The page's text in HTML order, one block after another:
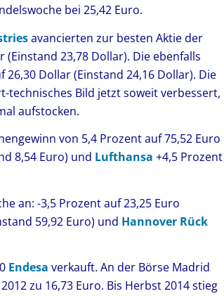
bei 25,42 Euro.
avancierten zur besten Aktie der
23,78 Dollar). Die ebenfalls
26,30 Dollar (Einstand 24,16 Dollar). Die
technisches Bild jetzt soweit verbessert,
aufstocken.
von 5,4 Prozent auf 75,52 Euro
8,54 Euro) und Lufthansa +4,5 Prozent
an: -3,5 Prozent auf 23,25 Euro
59,92 Euro) und Hannover Rück
Endesa verkauft. An der Börse Madrid
zu 16,73 Euro. Bis Herbst 2014 stieg